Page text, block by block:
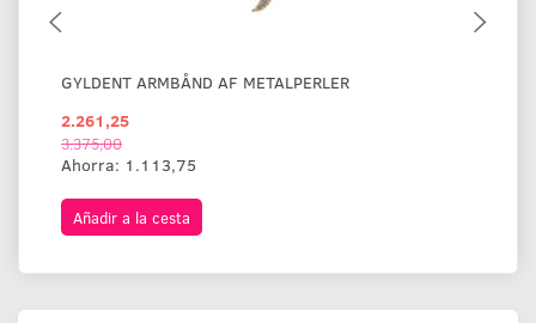
GYLDENT ARMBÅND AF METALPERLER
2.261,25
3.375,00
Ahorra: 1.113,75
Añadir a la cesta